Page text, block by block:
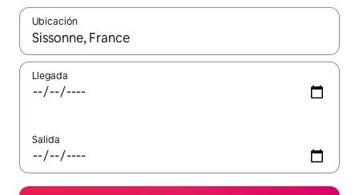
Ubicación
Cuando los resultados estén disponibles, navega con las
Llegada
Salida